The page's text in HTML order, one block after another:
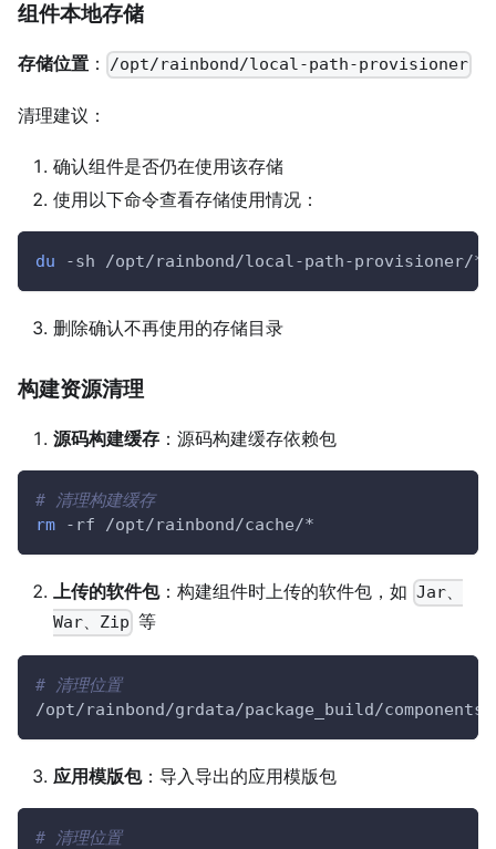
组件本地存储
存储位置 ： /opt/rainbond/local-path-provisioner
清理建议：
确认组件是否仍在使用该存储
使用以下命令查看存储使用情况：
du -sh /opt/rainbond/local-path-provisioner/*
删除确认不再使用的存储目录
构建资源清理
源码构建缓存 ：源码构建缓存依赖包
# 清理构建缓存
rm
-rf /opt/rainbond/cache/*
上传的软件包：构建组件时上传的软件包，如 Jar、
War、Zip 等
# 清理位置
/opt/rainbond/grdata/package_build/components
应用模版包：导入导出的应用模版包
# 清理位置